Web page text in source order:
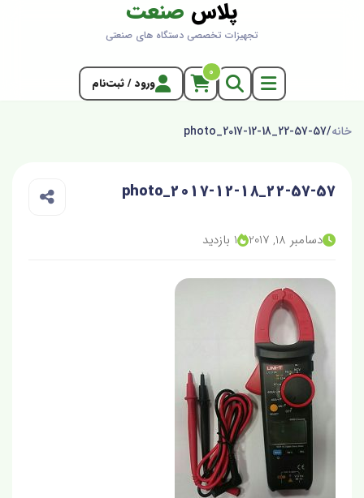
پلاس صنعت
تجهیزات تخصصی دستگاه های صنعتی
0
ورود / ثبت‌نام
خانه/
photo_2017-12-18_22-57-57
photo_2017-12-18_22-57-57
دسامبر 18, 2017 1 بازدید